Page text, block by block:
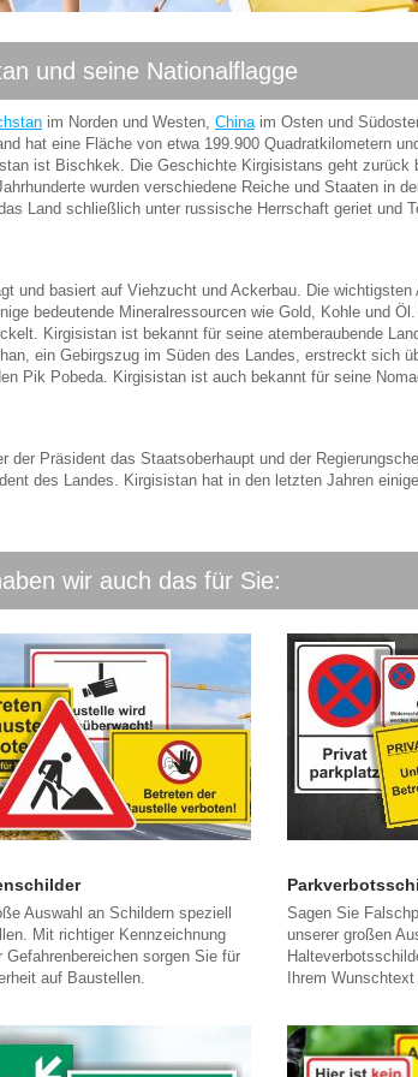
und seine Nationalflagge
im Norden und Westen, Chinaim Osten und
hat eine Fläche von etwa 199.900 Quadratkilometern
ist Bischkek. Die Geschichte Kirgisistans geht zurück
wurden verschiedene Reiche und Staaten in
Land schließlich unter russische Herrschaft geriet und
und basiert auf Viehzucht und Ackerbau. Die wichtigsten
bedeutende Mineralressourcen wie Gold, Kohle und
Kirgisistan ist bekannt für seine atemberaubende
ein Gebirgszug im Süden des Landes, erstreckt sich
Pik Pobeda. Kirgisistan ist auch bekannt für seine
Präsident das Staatsoberhaupt und der
des Landes. Kirgisistan hat in den letzten Jahren
wir auch das für Sie:
Auswahl an Schildern speziell
Mit richtiger Kennzeichnung
Gefahrenbereichen sorgen Sie für
auf Baustellen.
Sagen Sie
unserer großen
Ihrem